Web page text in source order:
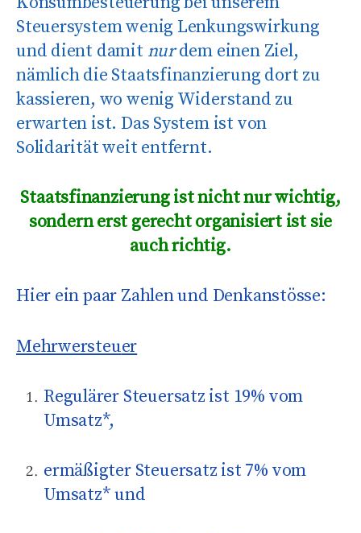
Steuersystem wenig Lenkungswirkung
und dient damit nurdem einen Ziel,
nämlich die Staatsfinanzierung dort zu
kassieren, wo wenig Widerstand zu
erwarten ist. Das System ist von
Solidarität weit entfernt.
Staatsfinanzierung ist nicht nur wichtig,
sondern erst gerecht organisiert ist sie
auch richtig.
Hier ein paar Zahlen und Denkanstösse:
Mehrwersteuer
Regulärer Steuersatz ist 19% vom
Umsatz*,
ermäßigter Steuersatz ist 7% vom
Umsatz* und